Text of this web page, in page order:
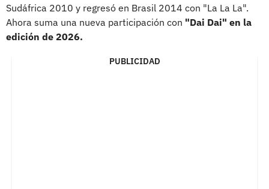
Sudáfrica 2010 y regresó en Brasil 2014 con "La La La".
Ahora suma una nueva participación con "Dai Dai" en la
edición de 2026.
PUBLICIDAD